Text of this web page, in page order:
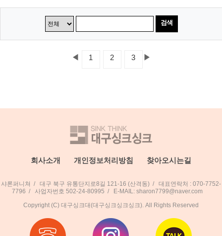
검색
◀ 1 2 3 ▶
회사소개 개인정보처리방침 찾아오시는길
샤론퍼니쳐 / 대구 북구 유통단지로8길 121-16 (산격동) /
대표연락처 : 070-7752-
7796 / 사업자번호 502-24-80995 / E-MAIL: sharon7799@naver.com
Copyright (C) 대구싱크대(대구싱크싱크싱크). All Rights Reserved